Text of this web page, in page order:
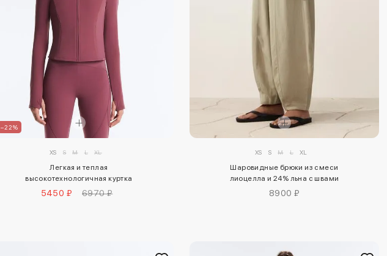
–22%
XS S M L XL
Легкая и теплая
высокотехнологичная куртка
5450 ₽ 6970 ₽
XS S M L XL
Шаровидные брюки из смеси
лиоцелла и 24% льна с швами
8900 ₽